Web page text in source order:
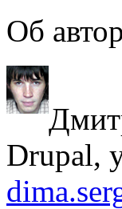
Об
Drupal,